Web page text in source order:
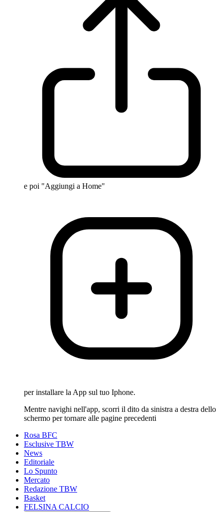
e poi "Aggiungi a Home"
per installare la App sul tuo Iphone.
Mentre navighi nell'app, scorri il dito da sinistra a destra dello
schermo per tornare alle pagine precedenti
Rosa BFC
Esclusive TBW
News
Editoriale
Lo Spunto
Mercato
Redazione TBW
Basket
FELSINA CALCIO